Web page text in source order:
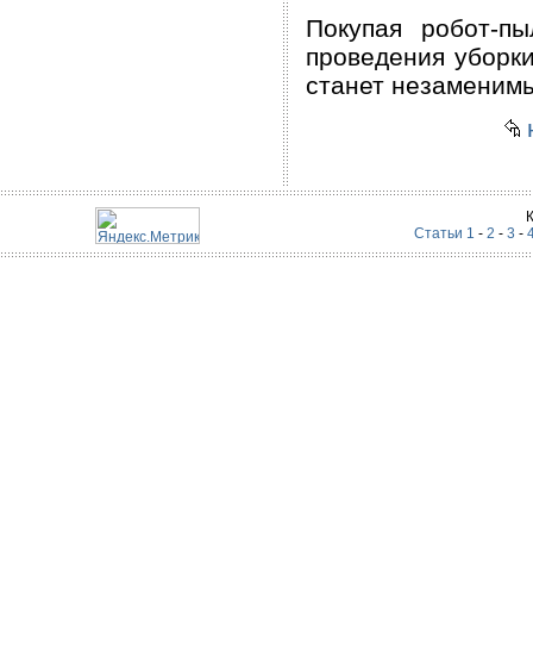
Покупая робот-
проведения
станет
Статьи 1 - 2 - 3 -